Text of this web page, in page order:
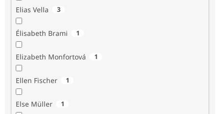
Elias Vella 3
Élisabeth Brami 1
Elizabeth Monfortová 1
Ellen Fischer 1
Else Müller 1